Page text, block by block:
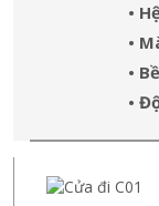
•
•
•
•